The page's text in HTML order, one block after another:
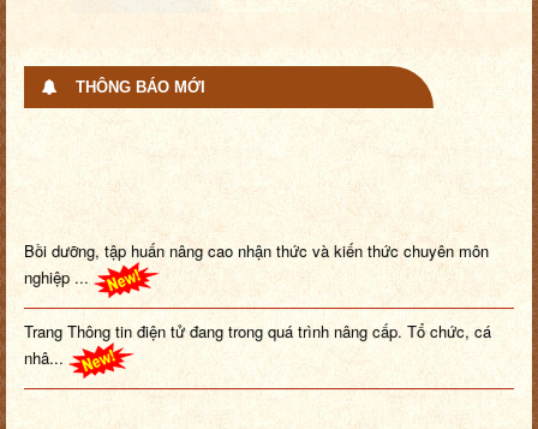
THÔNG BÁO MỚI
Bồi dưỡng, tập huấn nâng cao nhận thức và kiến thức chuyên môn
nghiệp ...
Trang Thông tin điện tử đang trong quá trình nâng cấp. Tổ chức, cá
nhâ...